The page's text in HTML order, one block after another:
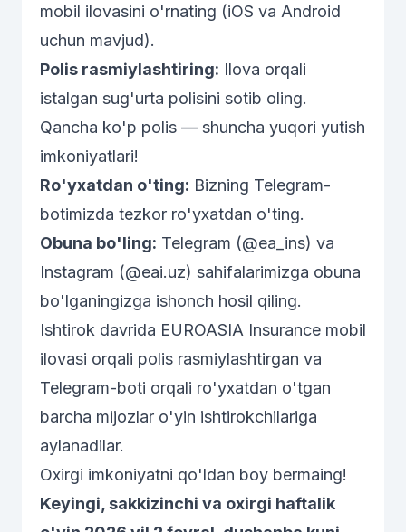
mobil ilovasini o'rnating (iOS va Android
uchun mavjud).
Polis rasmiylashtiring: Ilova orqali
istalgan sug'urta polisini sotib oling.
Qancha ko'p polis — shuncha yuqori yutish
imkoniyatlari!
Ro'yxatdan o'ting: Bizning Telegram-
botimizda tezkor ro'yxatdan o'ting.
Obuna bo'ling: Telegram (@ea_ins) va
Instagram (@eai.uz) sahifalarimizga obuna
bo'lganingizga ishonch hosil qiling.
Ishtirok davrida EUROASIA Insurance mobil
ilovasi orqali polis rasmiylashtirgan va
Telegram-boti orqali ro'yxatdan o'tgan
barcha mijozlar o'yin ishtirokchilariga
aylanadilar.
Oxirgi imkoniyatni qo'ldan boy bermaing!
Keyingi, sakkizinchi va oxirgi haftalik